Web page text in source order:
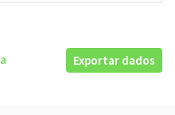
Exportar dados